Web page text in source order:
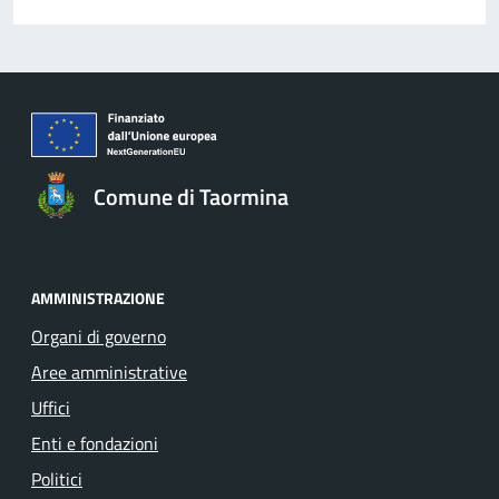
Comune di Taormina
AMMINISTRAZIONE
Organi di governo
Aree amministrative
Uffici
Enti e fondazioni
Politici